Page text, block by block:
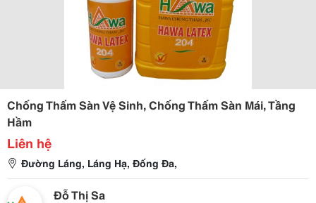
Chống Thấm Sàn Vệ Sinh, Chống Thấm Sàn Mái, Tầng
Hầm
Liên hệ
Đường Láng, Láng Hạ, Đống Đa,
Đỗ Thị Sa